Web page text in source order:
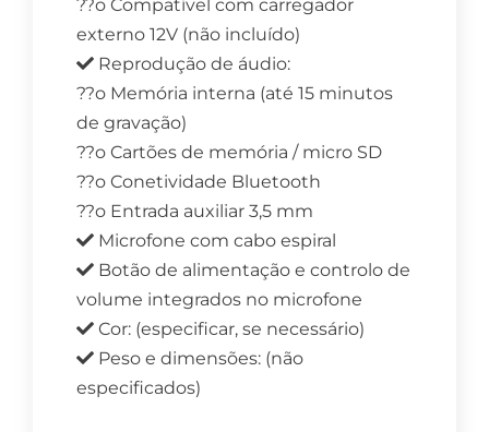
??o Compatível com carregador
externo 12V (não incluído)
Reprodução de áudio:
??o Memória interna (até 15 minutos
de gravação)
??o Cartões de memória / micro SD
??o Conetividade Bluetooth
??o Entrada auxiliar 3,5 mm
Microfone com cabo espiral
Botão de alimentação e controlo de
volume integrados no microfone
Cor: (especificar, se necessário)
Peso e dimensões: (não
especificados)